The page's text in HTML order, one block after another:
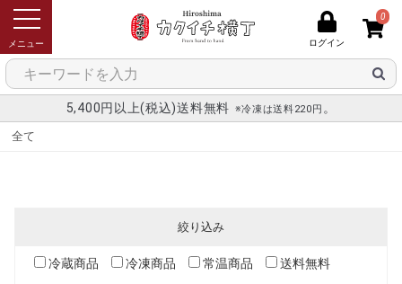
ログイン
0
5,400円以上(税込)送料無料 ※冷凍は送料220円 。
全て
絞り込み
冷蔵商品 冷凍商品 常温商品 送料無料
メニュー